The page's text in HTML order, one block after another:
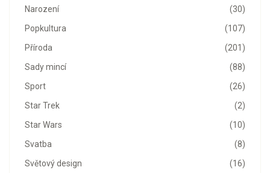
(30)
Narození
(107)
Popkultura
(201)
Příroda
(88)
Sady mincí
(26)
Sport
(2)
Star Trek
(10)
Star Wars
(8)
Svatba
(16)
Světový design